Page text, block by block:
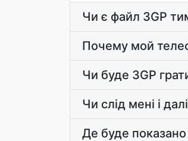
Чи є файл 3GP
Почему мой
Чи буде 3GP
Чи слід мені і
Де буде